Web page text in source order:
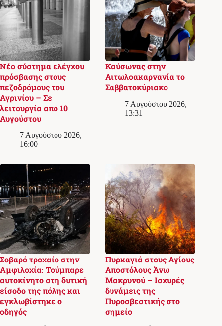
Νέο σύστημα ελέγχου
πρόσβασης στους
πεζοδρόμους του
Αγρινίου – Σε
λειτουργία από 10
Αυγούστου
7 Αυγούστου 2026,
16:00
Καύσωνας στην
Αιτωλοακαρνανία το
Σαββατοκύριακο
7 Αυγούστου 2026,
13:31
Σοβαρό τροχαίο στην
Αμφιλοχία: Τούμπαρε
αυτοκίνητο στη δυτική
είσοδο της πόλης και
εγκλωβίστηκε ο
οδηγός
Πυρκαγιά στους Αγίους
Αποστόλους Άνω
Μακρυνού – Ισχυρές
δυνάμεις της
Πυροσβεστικής στο
σημείο